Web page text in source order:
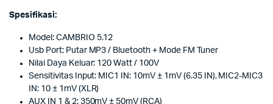
Spesifikasi:
Model: CAMBRIO 5.12
Usb Port: Putar MP3 / Bluetooth + Mode FM Tuner
Nilai Daya Keluar: 120 Watt / 100V
Sensitivitas Input: MIC1 IN: 10mV ± 1mV (6.35 IN), MIC2-MIC3
IN: 10 ± 1mV (XLR)
AUX IN 1 & 2: 350mV ± 50mV (RCA)